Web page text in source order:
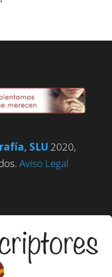
SLU 2020,
Aviso Legal